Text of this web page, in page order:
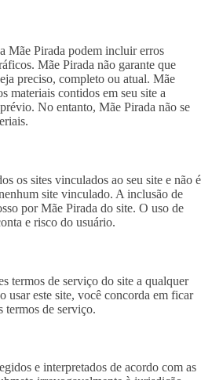
Mãe Pirada podem incluir erros
Mãe Pirada não garante que
preciso, completo ou atual. Mãe
materiais contidos em seu site a
No entanto, Mãe Pirada não se
os sites vinculados ao seu site e não é
site vinculado. A inclusão de
por Mãe Pirada do site. O uso de
e risco do usuário.
termos de serviço do site a qualquer
usar este site, você concorda em ficar
termos de serviço.
e interpretados de acordo com as